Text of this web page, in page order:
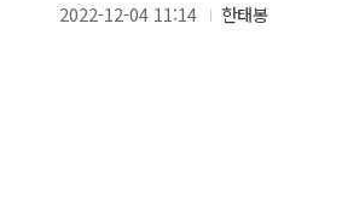
2022-12-04 11:14 한태봉